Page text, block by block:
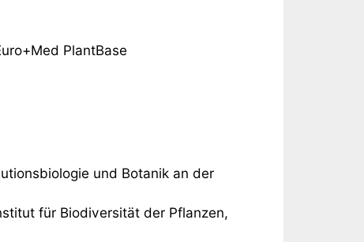
PlantBase
und Botanik an der
für Biodiversität der Pflanzen,